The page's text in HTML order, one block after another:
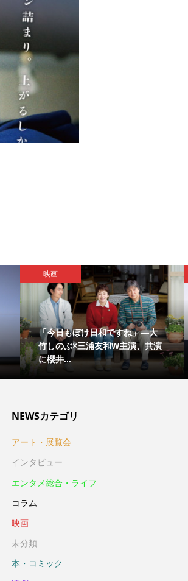
映画
「今日もぼけ日和ですね」―大
竹しのぶ×三浦友和W主演、共演
に櫻井...
NEWSカテゴリ
アート・展覧会
インタビュー
エンタメ総合・ライフ
コラム
映画
未分類
本・コミック